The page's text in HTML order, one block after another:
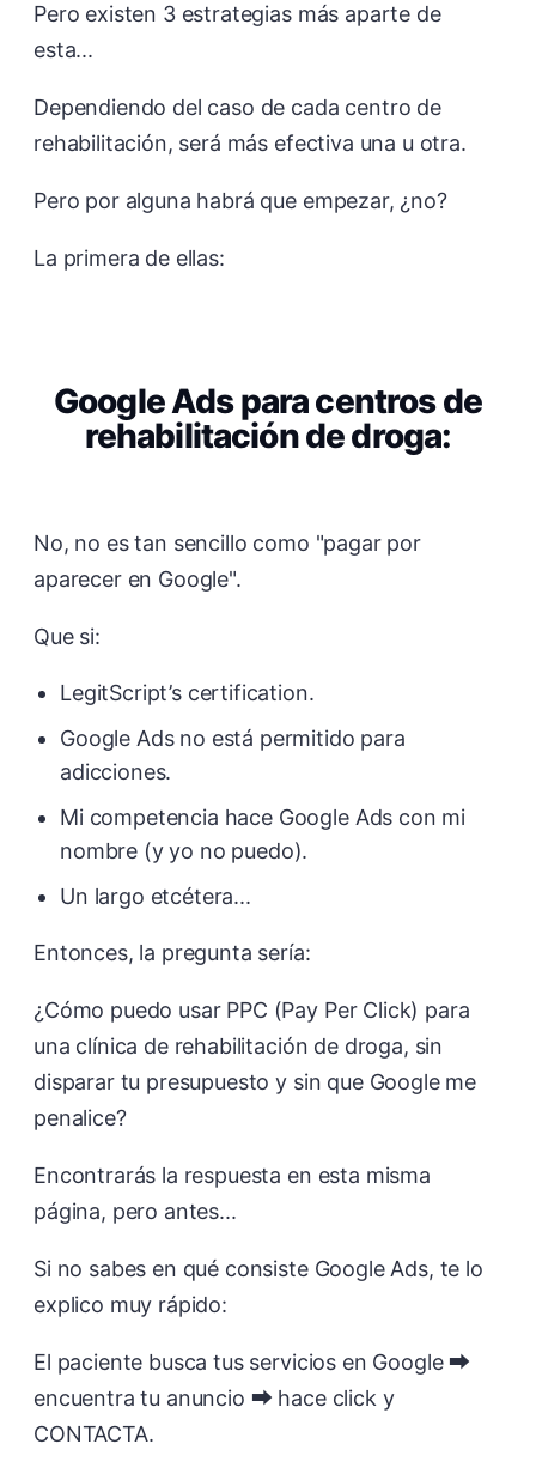
Pero existen 3 estrategias más aparte de
esta...
Dependiendo del caso de cada centro de
rehabilitación, será más efectiva una u otra.
Pero por alguna habrá que empezar, ¿no?
La primera de ellas:
Google Ads para centros de
rehabilitación de droga:
No, no es tan sencillo como "pagar por
aparecer en Google".
Que si:
LegitScript’s certification.
Google Ads no está permitido para
adicciones.
Mi competencia hace Google Ads con mi
nombre (y yo no puedo).
Un largo etcétera...
Entonces, la pregunta sería:
¿Cómo puedo usar PPC (Pay Per Click) para
una clínica de rehabilitación de droga, sin
disparar tu presupuesto y sin que Google me
penalice?
Encontrarás la respuesta en esta misma
página, pero antes...
Si no sabes en qué consiste Google Ads, te lo
explico muy rápido:
El paciente busca tus servicios en Google ⮕
encuentra tu anuncio ⮕ hace click y
CONTACTA.